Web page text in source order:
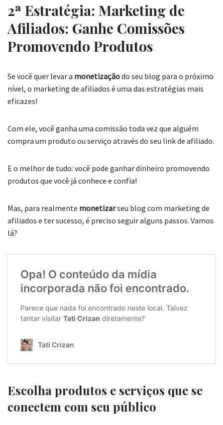
2ª Estratégia: Marketing de
Afiliados: Ganhe Comissões
Promovendo Produtos
Se você quer levar a monetizaçãodo seu blog para o próximo
nível, o marketing de afiliados é uma das estratégias mais
eficazes!
Com ele, você ganha uma comissão toda vez que alguém
compra um produto ou serviço através do seu link de afiliado.
E o melhor de tudo: você pode ganhar dinheiro promovendo
produtos que você já conhece e confia!
Mas, para realmente monetizarseu blog com marketing de
afiliados e ter sucesso, é preciso seguir alguns passos. Vamos
lá?
Escolha produtos e serviços que se
conectem com seu público